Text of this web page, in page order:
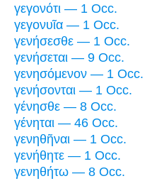
γεγονότι — 1 Occ.
γεγονυῖα — 1 Occ.
γενήσεσθε — 1 Occ.
γενήσεται — 9 Occ.
γενησόμενον — 1 Occ.
γενήσονται — 1 Occ.
γένησθε — 8 Occ.
γένηται — 46 Occ.
γενηθῆναι — 1 Occ.
γενήθητε — 1 Occ.
γενηθήτω — 8 Occ.